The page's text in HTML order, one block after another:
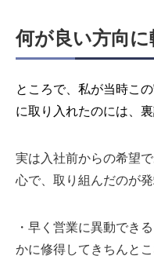
何が良い方向
ところで、私が当時こ
に取り入れたのには、裏
実は入社前からの希望
心で、取り組んだのが
・早く営業に異動でき
かに修得してきちんとこ